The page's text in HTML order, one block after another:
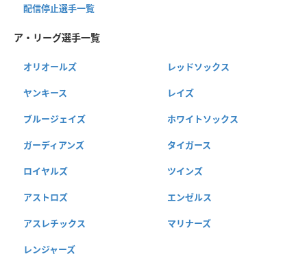
配信停止選手一覧
ア・リーグ選手一覧
オリオールズ レッドソックス
ヤンキース レイズ
ブルージェイズ ホワイトソックス
ガーディアンズ タイガース
ロイヤルズ ツインズ
アストロズ エンゼルス
アスレチックス マリナーズ
レンジャーズ